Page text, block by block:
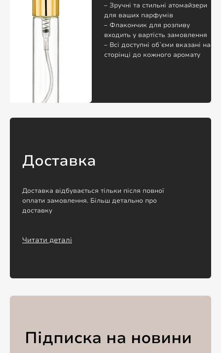
– Зручні та стильні атомайзери
для ваших парфумів
– Флакончик для розпиву
входить у вартість замовлення
– Всі доступні обʼєми вказані на
сторінці до кожного аромату
Доставка
Доставка відбувається тільки після повної
оплати замовлення. Більш детально про
доставку
Читати деталі
Підписка на новини